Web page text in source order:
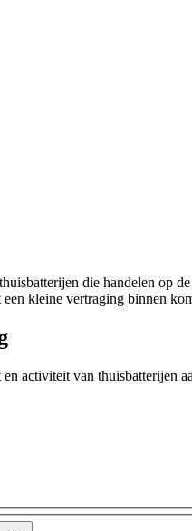
die handelen op
kleine vertraging binnen
activiteit van thuisbatterijen